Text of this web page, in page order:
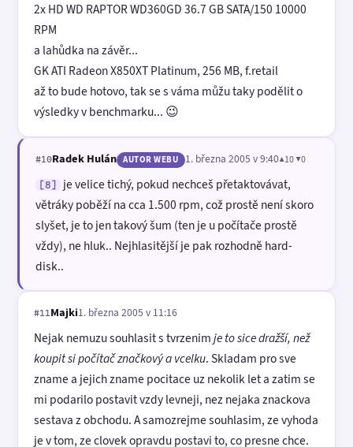
2x HD WD RAPTOR WD360GD 36.7 GB SATA/150 10000
RPM
a lahůdka na závěr...
GK ATI Radeon X850XT Platinum, 256 MB, f.retail
až to bude hotovo, tak se s váma můžu taky podělit o
výsledky v benchmarku... 😉
#10Radek Hulán AUTOR WEBU 1. března 2005 v 9:40▲10 ▼0
[8]
je velice tichý, pokud nechceš přetaktovávat,
větráky poběží na cca 1.500 rpm, což prostě není skoro
slyšet, je to jen takový šum (ten je u počítače prostě
vždy), ne hluk.. Nejhlasitější je pak rozhodně hard-
disk..
#11Majki1. března 2005 v 11:16
Nejak nemuzu souhlasit s tvrzenimje to sice dražší, než
koupit si počítač značkový a vcelku. Skladam pro sve
zname a jejich zname pocitace uz nekolik let a zatim se
mi podarilo postavit vzdy levneji, nez nejaka znackova
sestava z obchodu. A samozrejme souhlasim, ze vyhoda
je v tom, ze clovek opravdu postavi to, co presne chce.